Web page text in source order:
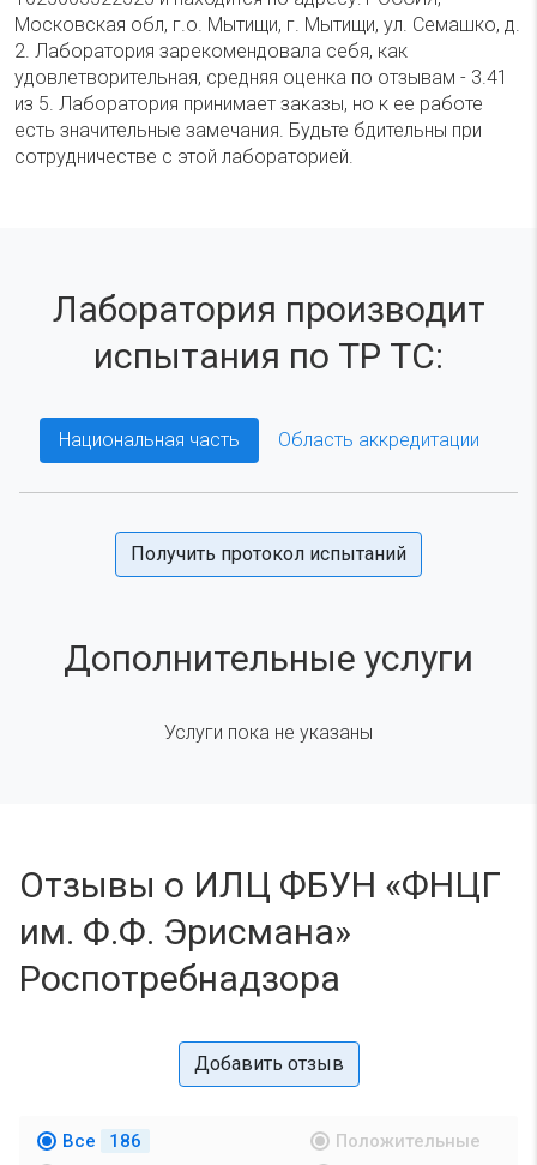
Московская обл, г.о. Мытищи, г. Мытищи, ул. Семашко, д.
2. Лаборатория зарекомендовала себя, как
удовлетворительная, средняя оценка по отзывам - 3.41
из 5. Лаборатория принимает заказы, но к ее работе
есть значительные замечания. Будьте бдительны при
сотрудничестве с этой лабораторией.
Лаборатория производит
испытания по ТР ТС:
Национальная часть Область аккредитации
Получить протокол испытаний
Дополнительные услуги
Услуги пока не указаны
Отзывы о ИЛЦ ФБУН «ФНЦГ
им. Ф.Ф. Эрисмана»
Роспотребнадзора
Добавить отзыв
Все 186
Положительные